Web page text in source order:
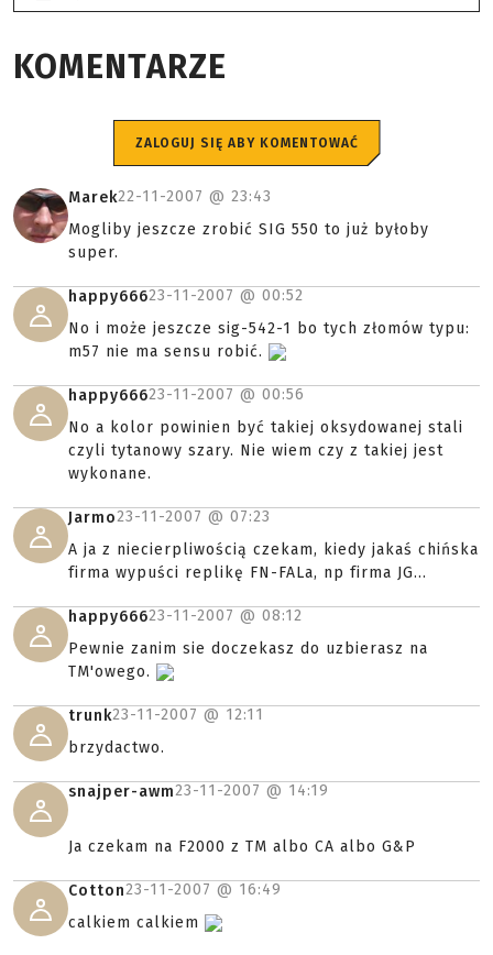
KOMENTARZE
ZALOGUJ SIĘ ABY KOMENTOWAĆ
Marek22-11-2007 @ 23:43
Mogliby jeszcze zrobić SIG 550 to już byłoby
super.
happy66623-11-2007 @ 00:52
No i może jeszcze sig-542-1 bo tych złomów typu:
m57 nie ma sensu robić.
happy66623-11-2007 @ 00:56
No a kolor powinien być takiej oksydowanej stali
czyli tytanowy szary. Nie wiem czy z takiej jest
wykonane.
Jarmo23-11-2007 @ 07:23
A ja z niecierpliwością czekam, kiedy jakaś chińska
firma wypuści replikę FN-FALa, np firma JG...
happy66623-11-2007 @ 08:12
Pewnie zanim sie doczekasz do uzbierasz na
TM'owego.
trunk23-11-2007 @ 12:11
brzydactwo.
snajper-awm23-11-2007 @ 14:19
Ja czekam na F2000 z TM albo CA albo G&P
Cotton23-11-2007 @ 16:49
calkiem calkiem